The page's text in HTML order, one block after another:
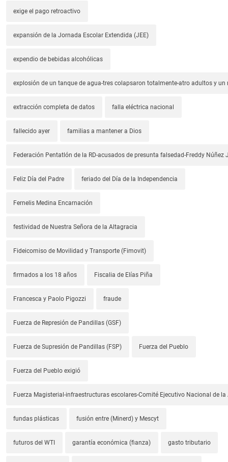
exige el pago retroactivo
expansión de la Jornada Escolar Extendida (JEE)
expendio de bebidas alcohólicas
explosión de un tanque de agua-tres colapsaron totalmente-atro adultos y un
extracción completa de datos falla eléctrica nacional
fallecido ayer familias a mantener a Dios
Federación Pentatlón de la RD-acusados de presunta falsedad-Freddy Núñez
Feliz Día del Padre feriado del Día de la Independencia
Fernelis Medina Encarnación
festividad de Nuestra Señora de la Altagracia
Fideicomiso de Movilidad y Transporte (Fimovit)
firmados a los 18 años Fiscalia de Elías Piña
Francesca y Paolo Pigozzi fraude
Fuerza de Represión de Pandillas (GSF)
Fuerza de Supresión de Pandillas (FSP) Fuerza del Pueblo
Fuerza del Pueblo exigió
Fuerza Magisterial-infraestructuras escolares-Comité Ejecutivo Nacional de la
fundas plásticas fusión entre (Minerd) y Mescyt
futuros del WTI garantía económica (fianza) gasto tributario